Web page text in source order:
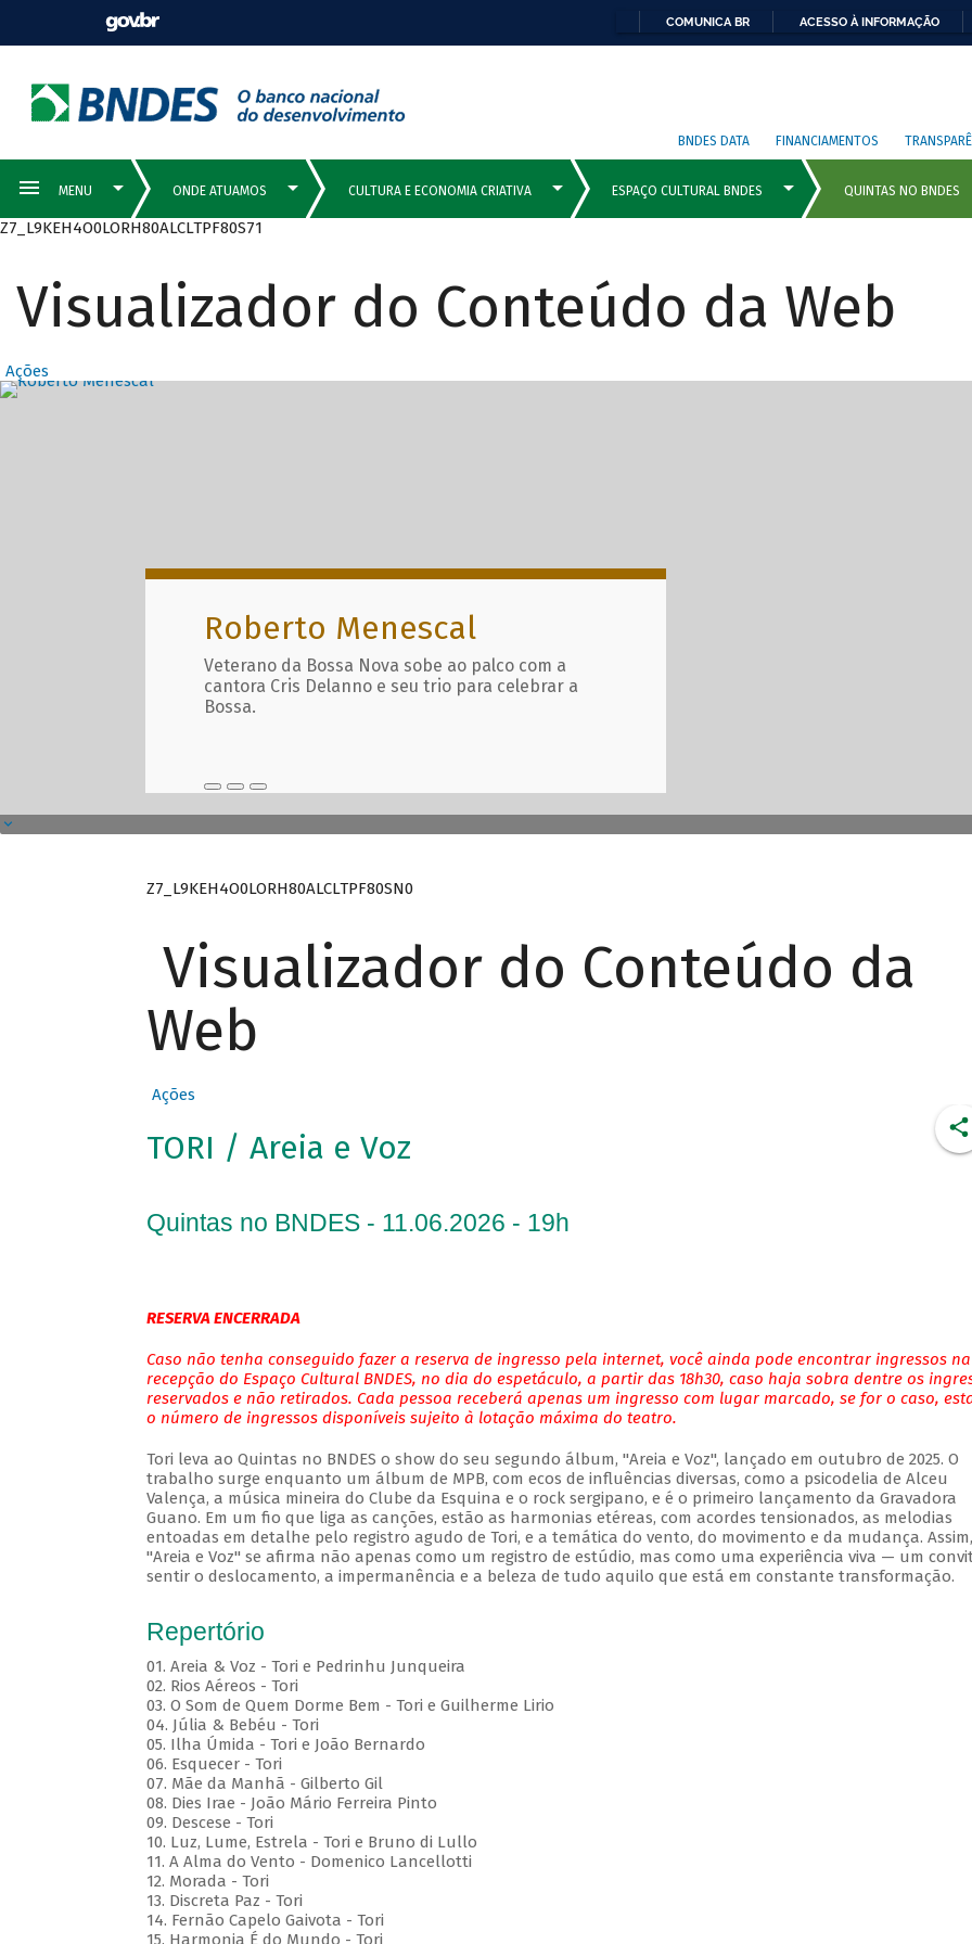
COMUNICA BR ACESSO À INFORMAÇÃO
BNDES DATA FINANCIAMENTOS
Z7_L9KEH4O0LORH80ALCLTPF80S71
Visualizador do Conteúdo da Web
Ações
Destaques Principais com
Roberto Menescal
Veterano da Bossa Nova sobe ao palco com a
cantora Cris Delanno e seu trio para celebrar a
Bossa.
Z7_L9KEH4O0LORH80ALCLTPF80SN0
Visualizador do Conteúdo da
Web
Ações
TORI / Areia e Voz
Quintas no BNDES - 11.06.2026 - 19h
RESERVA ENCERRADA
Caso não tenha conseguido fazer a reserva de ingresso pela internet, você ainda pode encontrar ingressos na
recepção do Espaço Cultural BNDES, no dia do espetáculo, a partir das 18h30, caso haja sobra dentre os
reservados e não retirados. Cada pessoa receberá apenas um ingresso com lugar marcado, se for o caso,
o número de ingressos disponíveis sujeito à lotação máxima do teatro.
Tori leva ao Quintas no BNDES o show do seu segundo álbum, "Areia e Voz", lançado em outubro de 2025. O
trabalho surge enquanto um álbum de MPB, com ecos de influências diversas, como a psicodelia de Alceu
Valença, a música mineira do Clube da Esquina e o rock sergipano, e é o primeiro lançamento da Gravadora
Guano. Em um fio que liga as canções, estão as harmonias etéreas, com acordes tensionados, as melodias
entoadas em detalhe pelo registro agudo de Tori, e a temática do vento, do movimento e da mudança. Assim,
"Areia e Voz" se afirma não apenas como um registro de estúdio, mas como uma experiência viva — um
sentir o deslocamento, a impermanência e a beleza de tudo aquilo que está em constante transformação.
Repertório
01. Areia & Voz - Tori e Pedrinhu Junqueira
02. ⁠Rios Aéreos - Tori
03. O Som de Quem Dorme Bem - Tori e Guilherme Lirio
04. Júlia & Bebéu - Tori
05. Ilha Úmida - Tori e João Bernardo
06. Esquecer - Tori
07. Mãe da Manhã - Gilberto Gil
08. Dies Irae - João Mário Ferreira Pinto
09. Descese - Tori
10. Luz, Lume, Estrela - Tori e Bruno di Lullo
11. A Alma do Vento - Domenico Lancellotti
12. Morada - Tori
13. Discreta Paz - Tori
14. Fernão Capelo Gaivota - Tori